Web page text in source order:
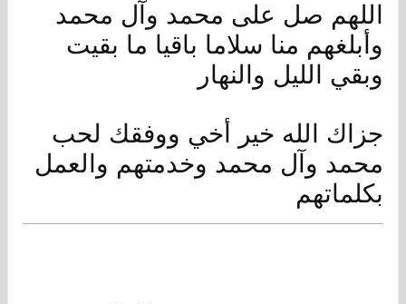
اللهم صل على محمد وآل محمد
وأبلغهم منا سلاما باقيا ما بقيت
وبقي الليل والنهار
جزاك الله خير أخي ووفقك لحب
محمد وآل محمد وخدمتهم والعمل
بكلماتهم